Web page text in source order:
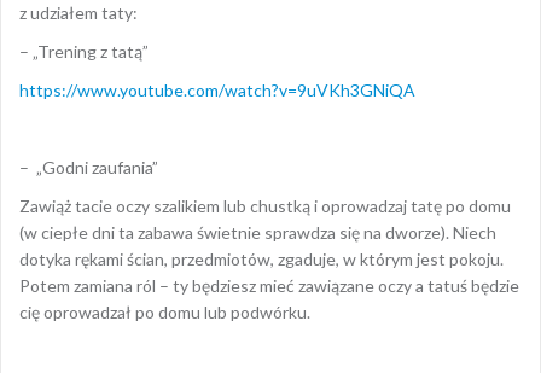
z udziałem taty:
– „Trening z tatą”
https://www.youtube.com/watch?v=9uVKh3GNiQA
– „Godni zaufania”
Zawiąż tacie oczy szalikiem lub chustką i oprowadzaj tatę po domu
(w ciepłe dni ta zabawa świetnie sprawdza się na dworze). Niech
dotyka rękami ścian, przedmiotów, zgaduje, w którym jest pokoju.
Potem zamiana ról – ty będziesz mieć zawiązane oczy a tatuś będzie
cię oprowadzał po domu lub podwórku.